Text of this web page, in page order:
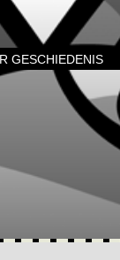
GESCHIEDENIS